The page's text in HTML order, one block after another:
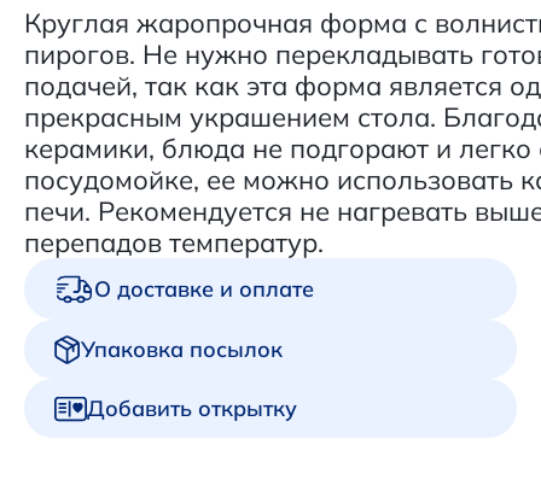
Круглая жаропрочная форма с
пирогов. Не нужно перекладывать
подачей, так как эта форма является
прекрасным украшением стола.
керамики, блюда не подгорают и
посудомойке, ее можно использовать
печи. Рекомендуется не нагревать
перепадов температур.
О доставке и оплате
Упаковка посылок
Добавить открытку